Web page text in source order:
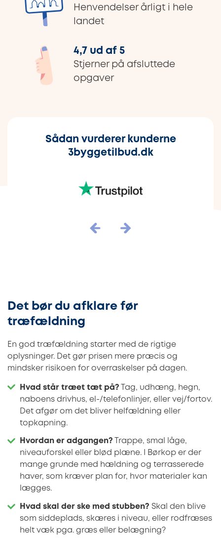
Henvendelser årligt i hele
landet
4,7 ud af 5
Stjerner på afsluttede
opgaver
Sådan vurderer kunderne
3byggetilbud.dk
Det bør du afklare før
træfældning
En god træfældning starter med de rigtige
oplysninger. Det gør prisen mere præcis og
mindsker risikoen for overraskelser på dagen.
Hvad står træet tæt på? Tag, udhæng, hegn,
naboens drivhus, el-/telefonlinjer, eller vej/fortov.
Det afgør om det bliver helfældning eller
topkapning.
Hvordan er adgangen? Trappe, smal låge,
niveauforskel eller blød plæne. I Børkop er der
mange grunde med hældning og terrasserede
haver, som kræver plan for, hvor materialer kan
lægges.
Hvad skal der ske med stubben? Skal den blive
som siddeplads, skæres i niveau, eller rodfræses
helt væk pga. græs eller belægning?